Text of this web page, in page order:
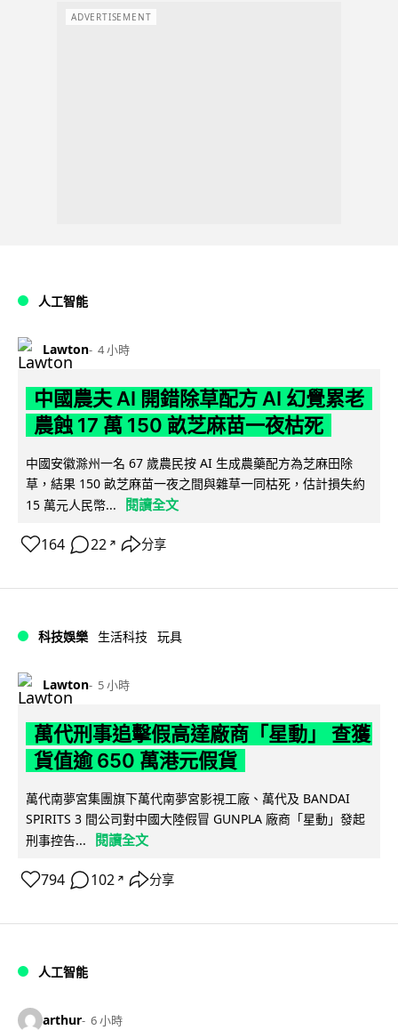
ADVERTISEMENT
人工智能
Lawton 4 小時
中國農夫 AI 開錯除草配方 AI 幻覺累老
農蝕 17 萬 150 畝芝麻苗一夜枯死
中國安徽滁州一名 67 歲農民按 AI 生成農藥配方為芝麻田除
草，結果 150 畝芝麻苗一夜之間與雜草一同枯死，估計損失約
15 萬元人民幣...
閱讀全文
164 22 ↗ 分享
科技娛樂 生活科技 玩具
Lawton 5 小時
萬代刑事追擊假高達廠商「星動」 查獲
貨值逾 650 萬港元假貨
萬代南夢宮集團旗下萬代南夢宮影視工廠、萬代及 BANDAI
SPIRITS 3 間公司對中國大陸假冒 GUNPLA 廠商「星動」發起
刑事控告...
閱讀全文
794 102 ↗ 分享
人工智能
arthur 6 小時